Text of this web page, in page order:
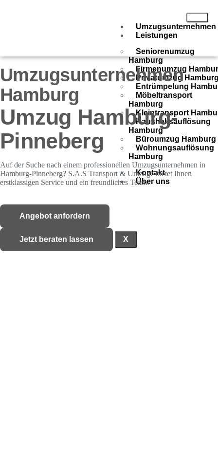
Umzugsunternehmen
Leistungen
Seniorenumzug
Hamburg
Firmenumzug
Privatumzug
Entrümpelung
Möbeltransport
Hamburg
Kleintransport
Haushaltsauflösung
Hamburg
Büroumzug Hamburg
Wohnungsauflösung
Hamburg
Kontakt
Über uns
X
Umzugsunternehmen
Hamburg
Umzug Hamburg-
Pinneberg
Auf der Suche nach einem professionellen Umzugsunternehmen in
Hamburg-Pinneberg? S.A.S Transport & Umzüge bietet Ihnen
erstklassigen Service und ein freundliches Team!
Angebot anfordern
Jetzt beraten lassen